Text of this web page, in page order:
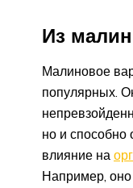
Из
Малиновое
популярных.
но и способно
влияние на
Например,